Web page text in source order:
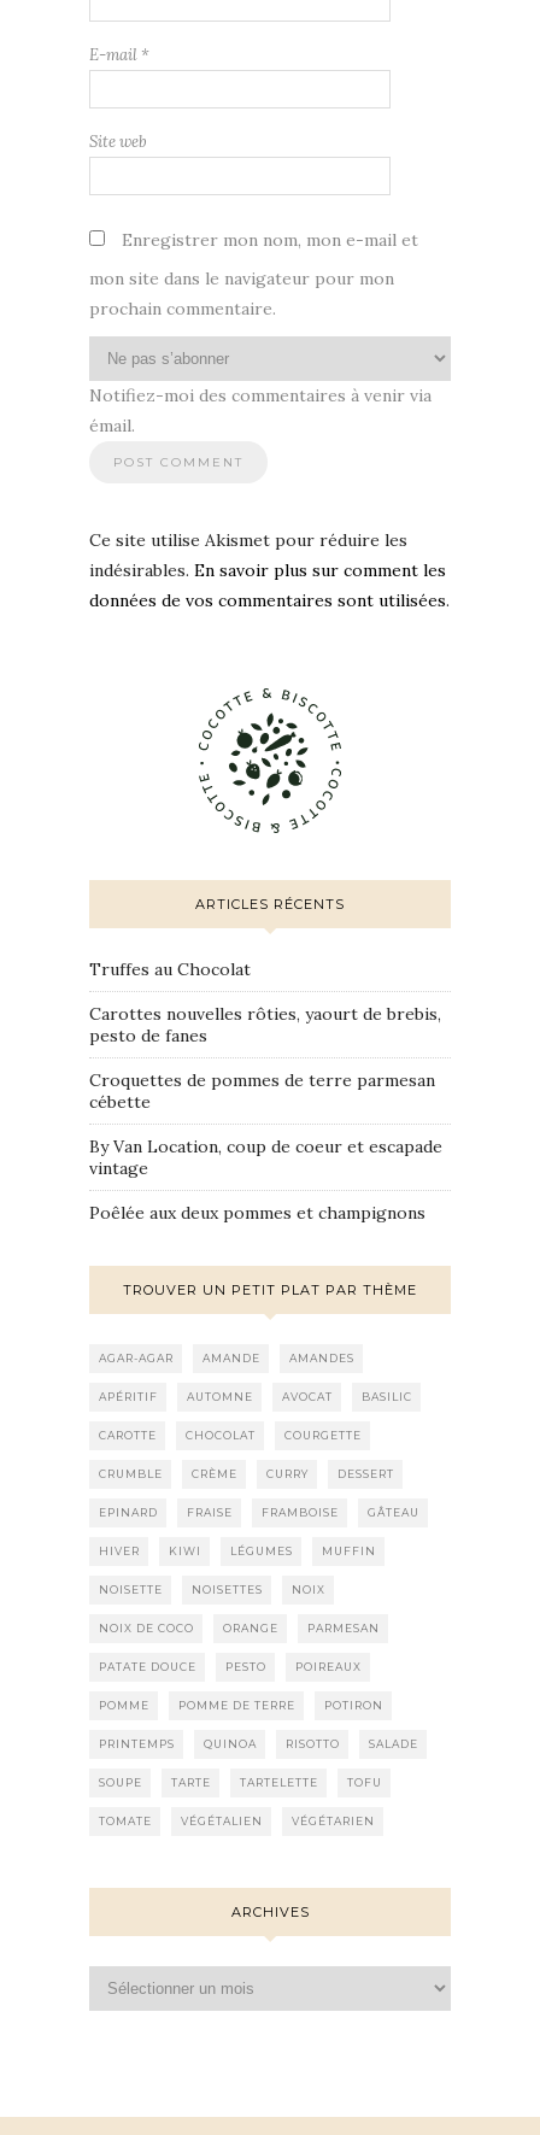
E-mail *
Site web
Enregistrer mon nom, mon e-mail et
mon site dans le navigateur pour mon
prochain commentaire.
Notifiez-moi des commentaires à venir via
émail.
Ce site utilise Akismet pour réduire les
indésirables. En savoir plus sur comment les
données de vos commentaires sont utilisées.
ARTICLES RÉCENTS
Truffes au Chocolat
Carottes nouvelles rôties, yaourt de brebis,
pesto de fanes
Croquettes de pommes de terre parmesan
cébette
By Van Location, coup de coeur et escapade
vintage
Poêlée aux deux pommes et champignons
TROUVER UN PETIT PLAT PAR THÈME
AGAR-AGAR AMANDE AMANDES
APÉRITIF AUTOMNE AVOCAT BASILIC
CAROTTE CHOCOLAT COURGETTE
CRUMBLE CRÈME CURRY DESSERT
EPINARD FRAISE FRAMBOISE GÂTEAU
HIVER KIWI LÉGUMES MUFFIN
NOISETTE NOISETTES NOIX
NOIX DE COCO ORANGE PARMESAN
PATATE DOUCE PESTO POIREAUX
POMME POMME DE TERRE POTIRON
PRINTEMPS QUINOA RISOTTO SALADE
SOUPE TARTE TARTELETTE TOFU
TOMATE VÉGÉTALIEN VÉGÉTARIEN
ARCHIVES